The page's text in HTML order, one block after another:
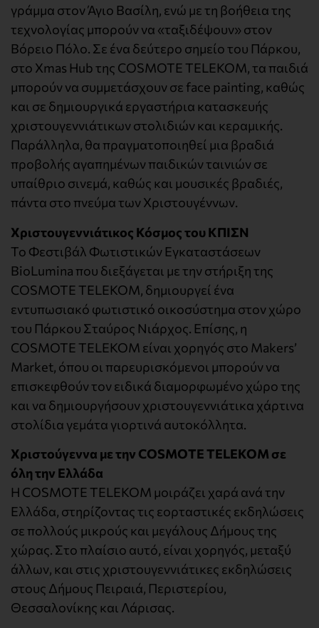
γράμμα στον Άγιο Βασίλη, ενώ με τη βοήθεια της
τεχνολογίας μπορούν να «ταξιδέψουν» στον
Βόρειο Πόλο. Σε ένα δεύτερο σημείο του Πάρκου,
στο Xmas Hub της COSMOTE TELEKOM, τα παιδιά
μπορούν να συμμετάσχουν σε face painting, καθώς
και σε δημιουργικά εργαστήρια κατασκευής
χριστουγεννιάτικων στολιδιών και κεραμικής.
Παράλληλα, θα πραγματοποιηθεί μια βραδιά
προβολής αγαπημένων παιδικών ταινιών σε
υπαίθριο σινεμά, καθώς και μουσικές βραδιές,
πάντα στο πνεύμα των Χριστουγέννων.
Χριστουγεννιάτικος Κόσμος του ΚΠΙΣΝ
Το Φεστιβάλ Φωτιστικών Εγκαταστάσεων
BioLumina που διεξάγεται με την στήριξη της
COSMOTE TELEKOM, δημιουργεί ένα
εντυπωσιακό φωτιστικό οικοσύστημα στον χώρο
του Πάρκου Σταύρος Νιάρχος. Επίσης, η
COSMOTE TELEKOM είναι χορηγός στο Makers’
Market, όπου οι παρευρισκόμενοι μπορούν να
επισκεφθούν τον ειδικά διαμορφωμένο χώρο της
και να δημιουργήσουν χριστουγεννιάτικα χάρτινα
στολίδια γεμάτα γιορτινά αυτοκόλλητα.
Χριστούγεννα με την COSMOTE TELEKOM σε
όλη την Ελλάδα
Η COSMOTE TELEKOM μοιράζει χαρά ανά την
Ελλάδα, στηρίζοντας τις εορταστικές εκδηλώσεις
σε πολλούς μικρούς και μεγάλους Δήμους της
χώρας. Στο πλαίσιο αυτό, είναι χορηγός, μεταξύ
άλλων, και στις χριστουγεννιάτικες εκδηλώσεις
στους Δήμους Πειραιά, Περιστερίου,
Θεσσαλονίκης και Λάρισας.